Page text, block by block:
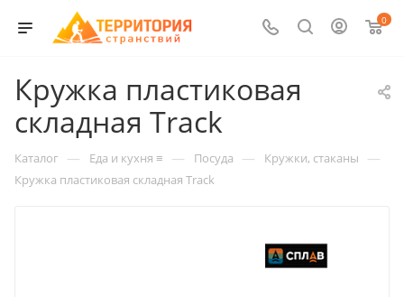
0
Кружка пластиковая
складная Track
Каталог — Еда и кухня ≡ — Посуда — Кружки, стаканы —
Кружка пластиковая складная Track